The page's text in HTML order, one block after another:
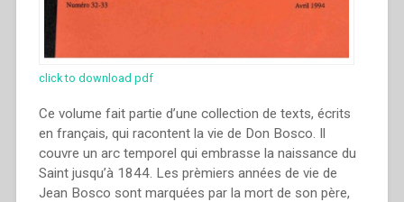
click to download pdf
Ce volume fait partie d’une collection de texts, écrits
en français, qui racontent la vie de Don Bosco. Il
couvre un arc temporel qui embrasse la naissance du
Saint jusqu’à 1844. Les prèmiers années de vie de
Jean Bosco sont marquées par la mort de son père,